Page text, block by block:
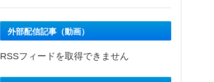
外部配信記事（動画）
RSSフィードを取得できません